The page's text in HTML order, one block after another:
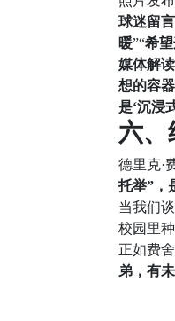
球迷留言
暖”“希
媒体解读
想的容器
是‘沉浸
六、
德里克·
托举”，
当我们
校园里
正如费
弟，有